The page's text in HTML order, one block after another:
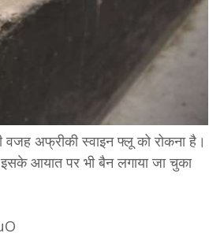
वजह अफ्रीकी स्वाइन फ्लू को रोकना है।
आयात पर भी बैन लगाया जा चुका